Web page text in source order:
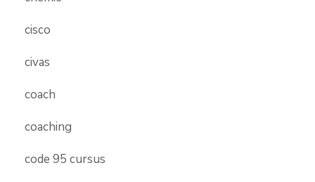
cisco
civas
coach
coaching
code 95 cursus